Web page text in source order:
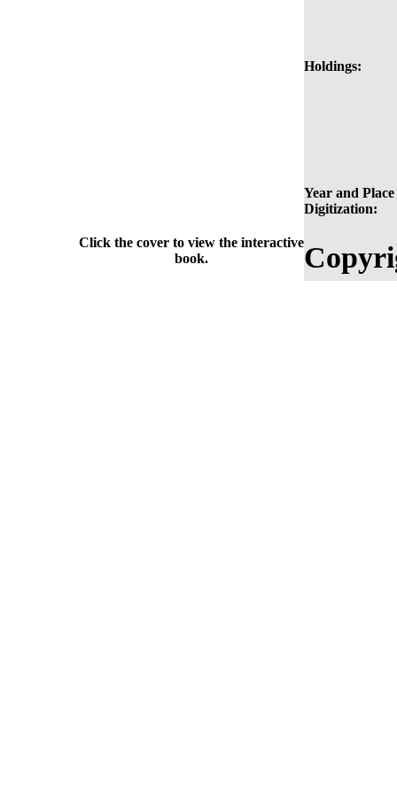
Holdings:
Year and
Digitization:
Click the cover to view the interactive
book.